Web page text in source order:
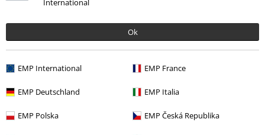
International
Ok
EMP International EMP France
EMP Deutschland EMP Italia
EMP Polska EMP Česká Republika